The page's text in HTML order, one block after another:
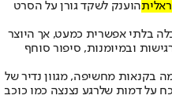
הוענק לשקד גורן על הסרט
בלתי אפשרית כמעט, אך היוצר
ובמיומנות, סיפור סוחף
בקנאות מחשיפה, מגוון נדיר של
על דמות שלרגע נצנצה כמו כוכב